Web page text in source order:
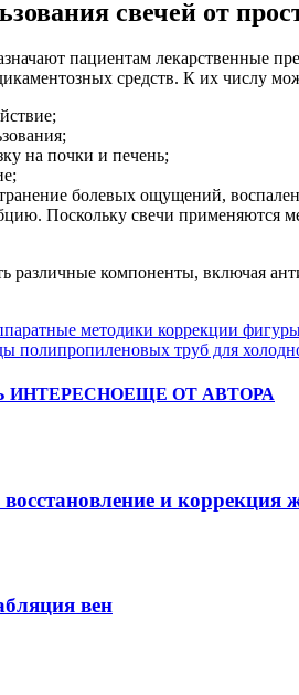
свечей от
пациентам лекарственные
средств. К их числу
на почки и печень;
болевых ощущений,
Поскольку свечи применяются
различные компоненты, включая
методики коррекции
полипропиленовых труб для
ИНТЕРЕСНОЕЩЕ ОТ АВТОРА
и коррекция
вен